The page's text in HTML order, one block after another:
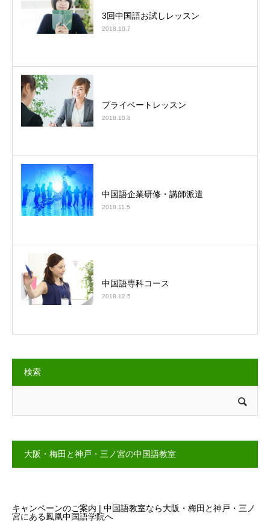
3回中国語お試しレッスン
2018.10.7
プライベートレッスン
2018.10.8
中国語企業研修・講師派遣
2018.11.5
中国語専科コース
2018.12.5
検索
大阪・梅田と神戸・三ノ宮の中国語教室
キャンペーンのご案内 | 中国語教室なら大阪・梅田と神戸・三ノ
宮にある鳳凰中国語学院へ